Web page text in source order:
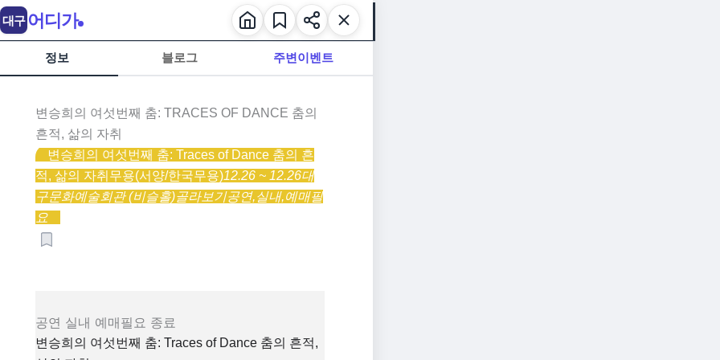
정보 블로그 주변이벤트
변승희의 여섯번째 춤: TRACES OF DANCE 춤의
흔적, 삶의 자취
변승희의 여섯번째 춤: Traces of Dance 춤의 흔
적, 삶의 자취 무용(서양/한국무용)12.26 ~ 12.26대
구문화예술회관 (비슬홀)골라보기공연,실내,예매필
요
공연 실내 예매필요 종료
변승희의 여섯번째 춤: Traces of Dance 춤의 흔적,
대구 어디가